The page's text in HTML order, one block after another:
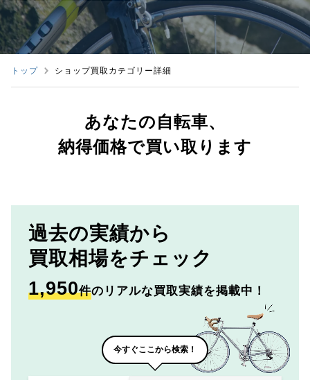
トップ ショップ買取カテゴリー詳細
あなたの自転車、
納得価格で買い取ります
過去の実績から
買取相場をチェック
1,950件のリアルな買取実績を掲載中！
今すぐここから検索！